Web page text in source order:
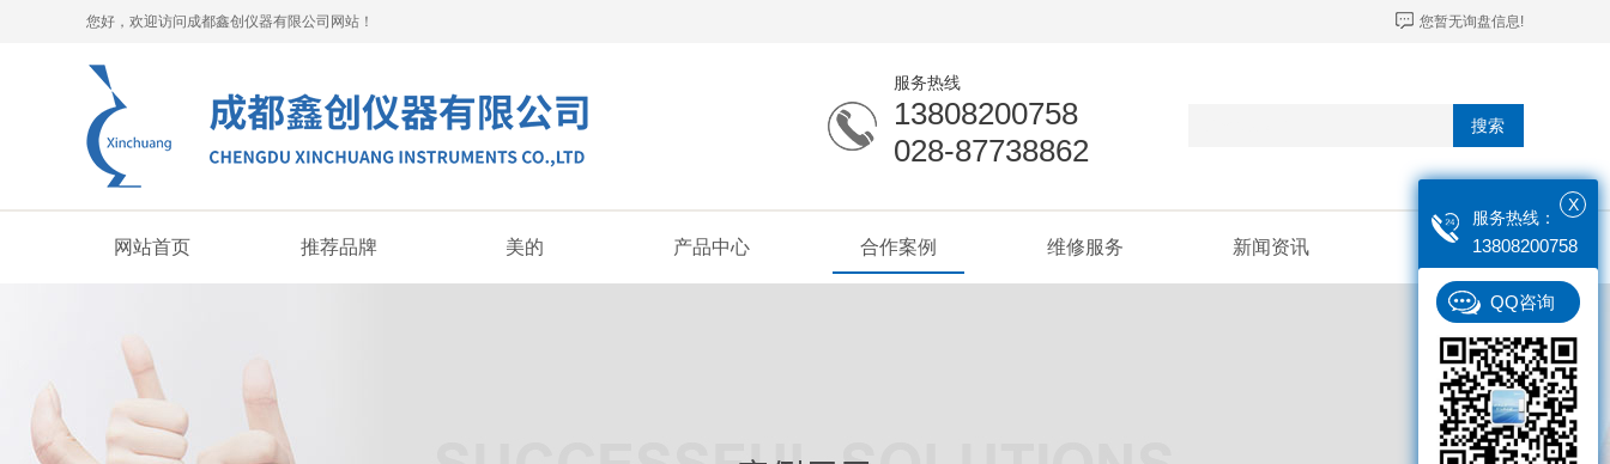
您好，欢迎访问成都鑫创仪器有限公司网站！ 您暂无询盘信息!
服务热线
13808200758
028-87738862
搜索
网站首页 推荐品牌 美的 产品中心 合作案例 维修服务 新闻资讯 联系我们
X
服务热线：
13808200758
QQ咨询